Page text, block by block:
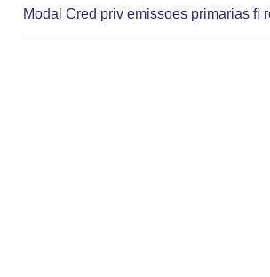
Modal Cred priv emissoes primarias fi